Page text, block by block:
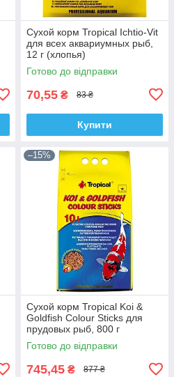
Сухой корм Tropical Ichtio-Vit
для всех аквариумных рыб,
12 г (хлопья)
Готово до відправки
70,55 ₴ 83 ₴
Купити
–15%
Сухой корм Tropical Koi &
Goldfish Colour Sticks для
прудовых рыб, 800 г
(палочки)
Готово до відправки
745,45 ₴ 877 ₴